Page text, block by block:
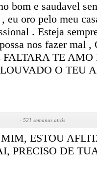
bom e saudavel
eu oro pelo meu
. Esteja
nos fazer mal
TE
O TEU
· 521 semanas atrás
ESTOU
PRECISO DE